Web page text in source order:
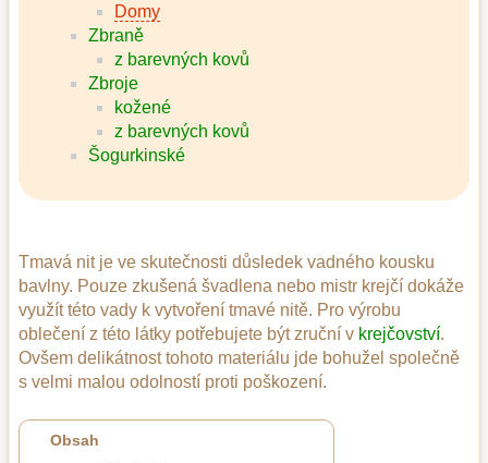
Domy
Zbraně
z barevných kovů
Zbroje
kožené
z barevných kovů
Šogurkinské
Tmavá nit je ve skutečnosti důsledek vadného kousku
bavlny. Pouze zkušená švadlena nebo mistr krejčí dokáže
využít této vady k vytvoření tmavé nitě. Pro výrobu
oblečení z této látky potřebujete být zruční v krejčovství.
Ovšem delikátnost tohoto materiálu jde bohužel společně
s velmi malou odolností proti poškození.
Obsah